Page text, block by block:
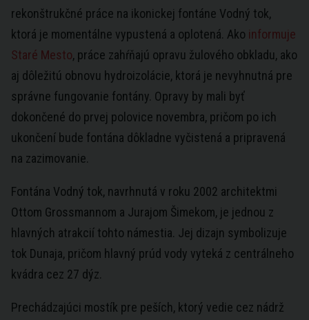
rekonštrukčné práce na ikonickej fontáne Vodný tok,
ktorá je momentálne vypustená a oplotená. Ako informuje
Staré Mesto, práce zahŕňajú opravu žulového obkladu, ako
aj dôležitú obnovu hydroizolácie, ktorá je nevyhnutná pre
správne fungovanie fontány. Opravy by mali byť
dokončené do prvej polovice novembra, pričom po ich
ukončení bude fontána dôkladne vyčistená a pripravená
na zazimovanie.
Fontána Vodný tok, navrhnutá v roku 2002 architektmi
Ottom Grossmannom a Jurajom Šimekom, je jednou z
hlavných atrakcií tohto námestia. Jej dizajn symbolizuje
tok Dunaja, pričom hlavný prúd vody vyteká z centrálneho
kvádra cez 27 dýz.
Prechádzajúci mostík pre peších, ktorý vedie cez nádrž